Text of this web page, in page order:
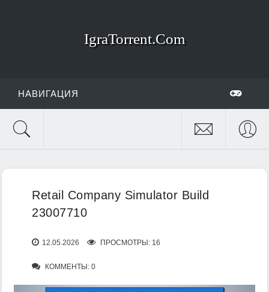
IgraTorrent.Com
НАВИГАЦИЯ
Retail Company Simulator Build
23007710
12.05.2026 ПРОСМОТРЫ: 16
КОММЕНТЫ: 0